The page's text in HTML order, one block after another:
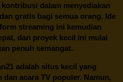
dalam menyediakan
gratis bagi semua orang. Ide
streaming ini kemudian
dan proyek kecil ini mulai
penuh semangat.
adalah situs kecil yang
acara TV populer. Namun,